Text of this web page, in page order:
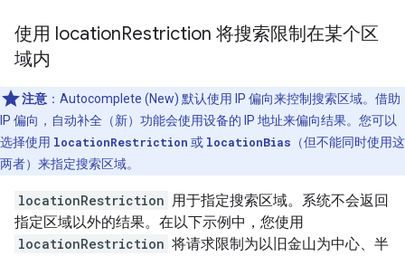
使用 locationRestriction 将搜索限制在某个区
域内
注意 ：Autocomplete (New) 默认使用 IP 偏向来控制搜索区域。借助
IP 偏向，自动补全（新）功能会使用设备的 IP 地址来偏向结果。您可以
选择使用 locationRestriction 或 locationBias （但不能同时使用这
两者）来指定搜索区域。
locationRestriction 用于指定搜索区域。系统不会返回
指定区域以外的结果。在以下示例中，您使用
locationRestriction 将请求限制为以旧金山为中心、半